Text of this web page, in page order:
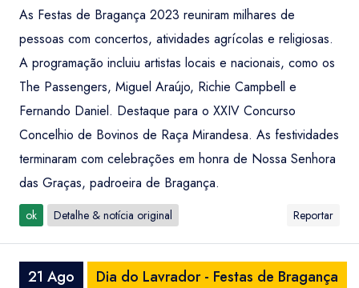
As Festas de Bragança 2023 reuniram milhares de
pessoas com concertos, atividades agrícolas e religiosas.
A programação incluiu artistas locais e nacionais, como os
The Passengers, Miguel Araújo, Richie Campbell e
Fernando Daniel. Destaque para o XXIV Concurso
Concelhio de Bovinos de Raça Mirandesa. As festividades
terminaram com celebrações em honra de Nossa Senhora
das Graças, padroeira de Bragança.
ok Detalhe & notícia original Reportar
21 Ago
Dia do Lavrador - Festas de Bragança